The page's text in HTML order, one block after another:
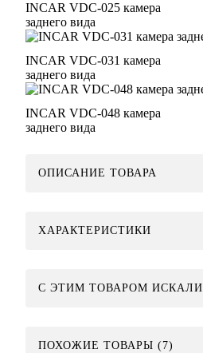
INCAR VDC-025 камера
заднего вида
INCAR VDC-031 камера
заднего вида
INCAR VDC-048 камера
заднего вида
ОПИСАНИЕ ТОВАРА
ХАРАКТЕРИСТИКИ
C ЭТИМ ТОВАРОМ ИСКАЛИ
ПОХОЖИЕ ТОВАРЫ (7)